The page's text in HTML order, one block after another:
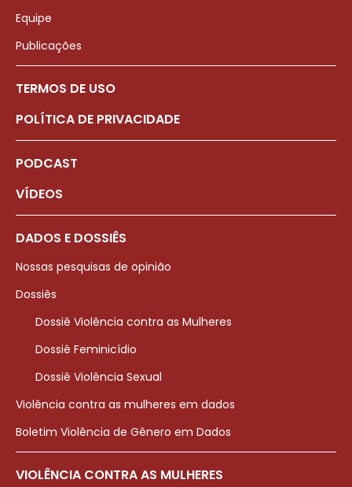
Equipe
Publicações
TERMOS DE USO
POLÍTICA DE PRIVACIDADE
PODCAST
VÍDEOS
DADOS E DOSSIÊS
Nossas pesquisas de opinião
Dossiês
Dossiê Violência contra as Mulheres
Dossiê Feminicídio
Dossiê Violência Sexual
Violência contra as mulheres em dados
Boletim Violência de Gênero em Dados
VIOLÊNCIA CONTRA AS MULHERES